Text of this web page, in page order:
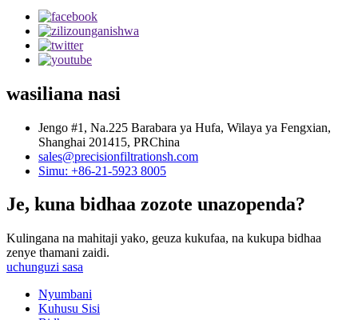
wasiliana nasi
Jengo #1, Na.225 Barabara ya Hufa, Wilaya ya Fengxian,
Shanghai 201415, PRChina
sales@precisionfiltrationsh.com
Simu: +86-21-5923 8005
Je, kuna bidhaa zozote unazopenda?
Kulingana na mahitaji yako, geuza kukufaa, na kukupa bidhaa
zenye thamani zaidi.
uchunguzi sasa
Nyumbani
Kuhusu Sisi